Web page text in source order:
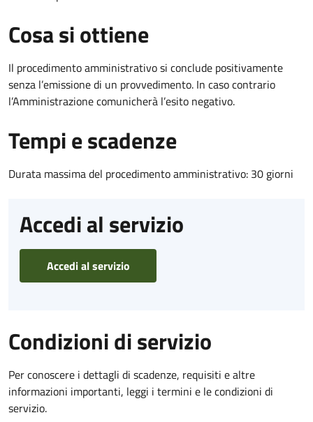
Cosa si ottiene
Il procedimento amministrativo si conclude positivamente
senza l’emissione di un provvedimento. In caso contrario
l’Amministrazione comunicherà l’esito negativo.
Tempi e scadenze
Durata massima del procedimento amministrativo: 30 giorni
Accedi al servizio
Accedi al servizio
Condizioni di servizio
Per conoscere i dettagli di scadenze, requisiti e altre
informazioni importanti, leggi i termini e le condizioni di
servizio.